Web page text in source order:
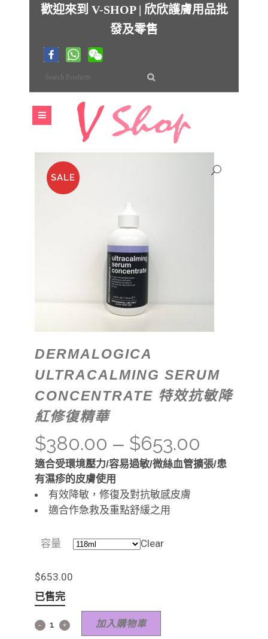
歡迎來到 V-SHOP | 欣欣護膚用品批
發及零售
SALE
DERMALOGICA
ULTRACALMING SERUM
CONCENTRATE 特效抗敏降
紅修復精華
$380.00 – $653.00
適合受環境壓力/容易過敏/微絲血管擴張/患
有濕疹的皮膚使用
有效降敏，修復及對抗敏感皮膚
適合作急救及重點舒緩之用
容量 Clear
$653.00
已售完
加入購物車